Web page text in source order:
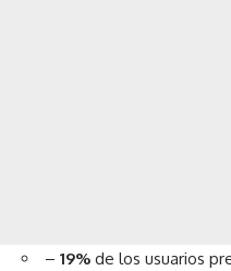
– 19% de los usuarios